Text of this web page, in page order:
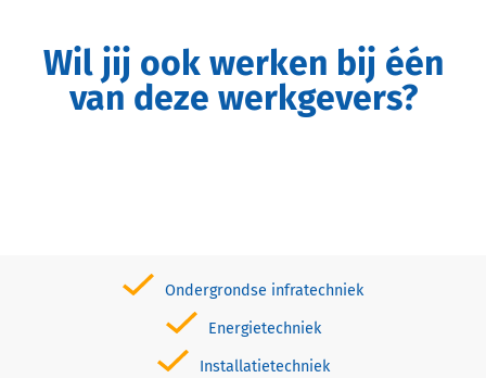
Wil jij ook werken bij één
van deze werkgevers?
Ondergrondse infratechniek
Energietechniek
Installatietechniek